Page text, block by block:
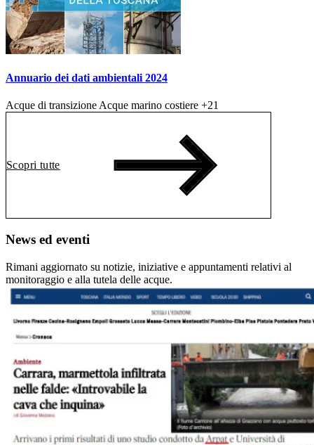
Annuario dei dati ambientali 2024
Acque di transizione Acque marino costiere +21
Scopri tutte
News ed eventi
Rimani aggiornato su notizie, iniziative e appuntamenti relativi al
monitoraggio e alla tutela delle acque.